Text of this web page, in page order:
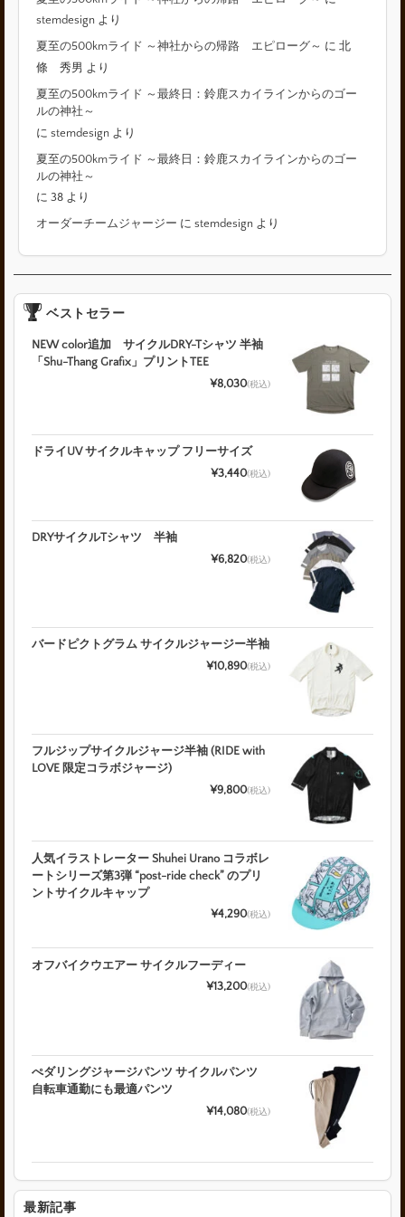
stemdesign より
夏至の500kmライド ～神社からの帰路 エピローグ～ に北
條 秀男 より
夏至の500kmライド ～最終日：鈴鹿スカイラインからのゴー
ルの神社～
にstemdesign より
夏至の500kmライド ～最終日：鈴鹿スカイラインからのゴー
ルの神社～
に38 より
オーダーチームジャージー にstemdesign より
ベストセラー
NEW color追加 サイクルDRY-Tシャツ 半袖
「Shu-Thang Grafix」プリントTEE
¥8,030(税込)
ドライUV サイクルキャップ フリーサイズ
¥3,440(税込)
DRYサイクルTシャツ 半袖
¥6,820(税込)
バードピクトグラム サイクルジャージー半袖
¥10,890(税込)
フルジップサイクルジャージ半袖 (RIDE with
LOVE 限定コラボジャージ)
¥9,800(税込)
人気イラストレーター Shuhei Urano コラボレ
ートシリーズ第3弾 “post-ride check” のプリ
ントサイクルキャップ
¥4,290(税込)
オフバイクウエアー サイクルフーディー
¥13,200(税込)
ぺダリングジャージパンツ サイクルパンツ
自転車通勤にも最適パンツ
¥14,080(税込)
最新記事